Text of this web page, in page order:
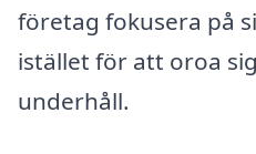
företag fokusera på
istället för att oroa
underhåll.